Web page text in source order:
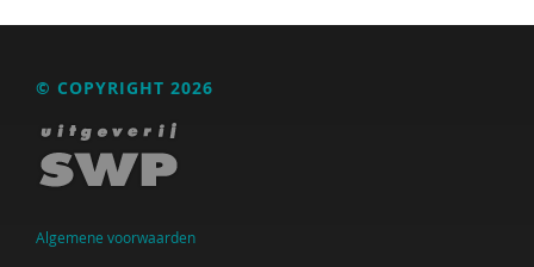
Regioplan
© COPYRIGHT 2026
Algemene voorwaarden